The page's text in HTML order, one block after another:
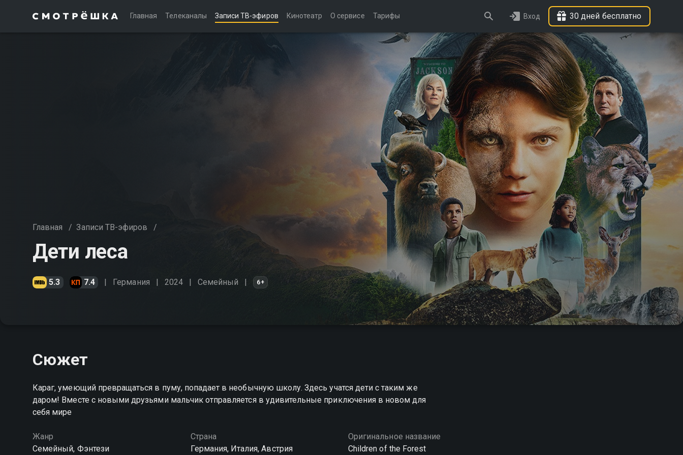
Главная Телеканалы Записи ТВ-эфиров Кинотеатр О сервисе Тарифы Вход 30 дней бесплатно
Главная / Записи ТВ-эфиров /
Дети леса
5.3 7.4 Германия 2024 Cемейный 6+
Сюжет
Караг, умеющий превращаться в пуму, попадает в необычную школу. Здесь учатся дети с таким же
даром! Вместе с новыми друзьями мальчик отправляется в удивительные приключения в новом для
себя мире
Жанр
Cемейный, Фэнтези
Страна
Германия, Италия, Австрия
Оригинальное название
Children of the Forest